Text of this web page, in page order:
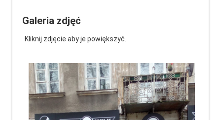
Galeria zdjęć
Kliknij zdjęcie aby je powiększyć.